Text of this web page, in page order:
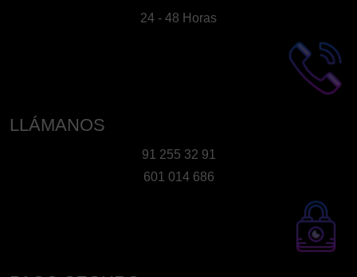
24 - 48 Horas
LLÁMANOS
91 255 32 91
601 014 686